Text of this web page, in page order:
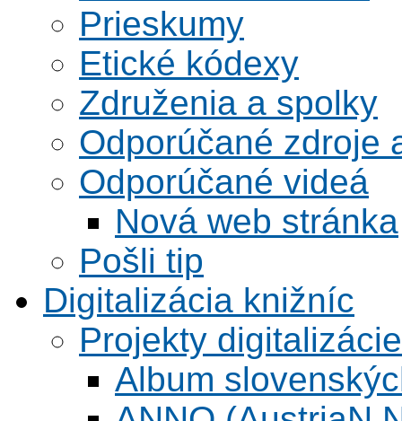
Prieskumy
Etické kódexy
Združenia a spolky
Odporúčané zdroje
Odporúčané videá
Nová web stránka
Pošli tip
Digitalizácia knižníc
Projekty digitalizácie
Album